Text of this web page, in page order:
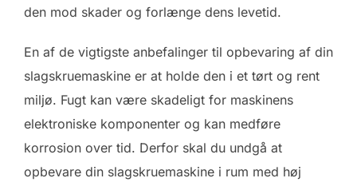
den mod skader og forlænge dens levetid.
En af de vigtigste anbefalinger til opbevaring af din
slagskruemaskine er at holde den i et tørt og rent
miljø. Fugt kan være skadeligt for maskinens
elektroniske komponenter og kan medføre
korrosion over tid. Derfor skal du undgå at
opbevare din slagskruemaskine i rum med høj